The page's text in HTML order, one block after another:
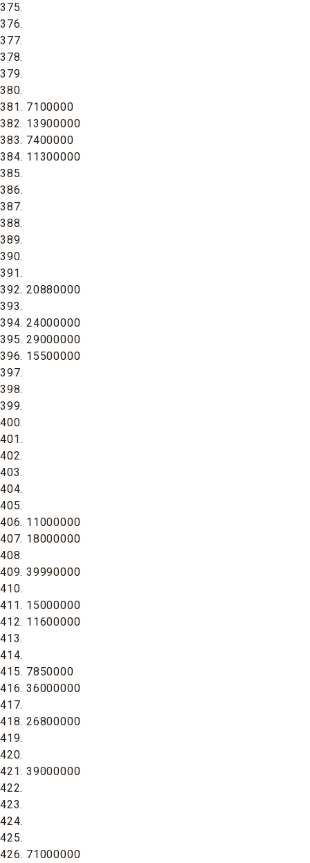
375.
376.
377.
378.
379.
380.
381. 7100000
382. 13900000
383. 7400000
384. 11300000
385.
386.
387.
388.
389.
390.
391.
392. 20880000
393.
394. 24000000
395. 29000000
396. 15500000
397.
398.
399.
400.
401.
402.
403.
404.
405.
406. 11000000
407. 18000000
408.
409. 39990000
410.
411. 15000000
412. 11600000
413.
414.
415. 7850000
416. 36000000
417.
418. 26800000
419.
420.
421. 39000000
422.
423.
424.
425.
426. 71000000